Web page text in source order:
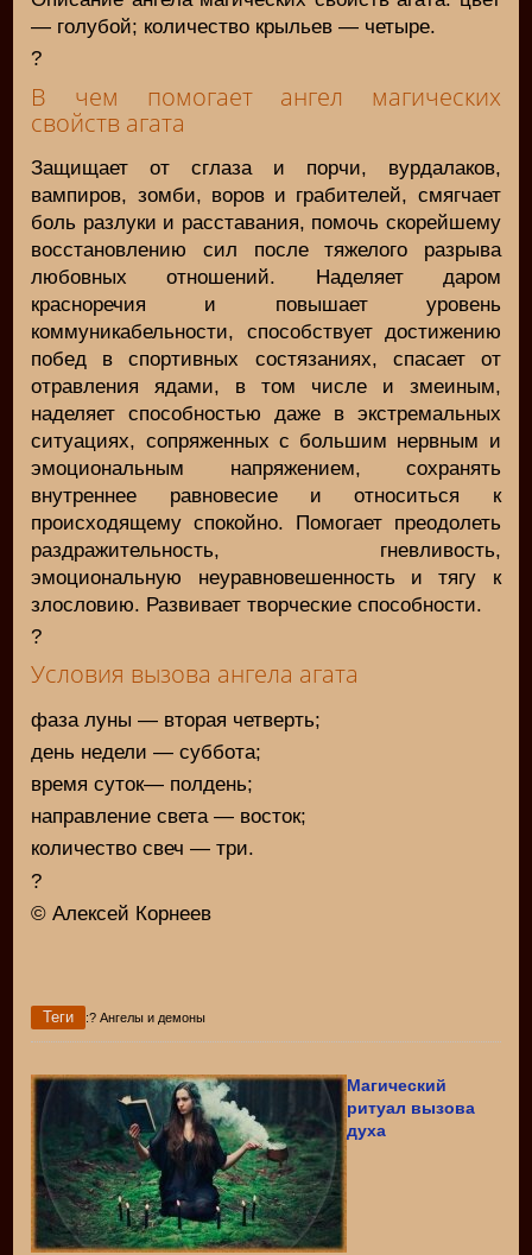
— голубой; количество крыльев — четыре.
?
В чем помогает ангел магических
свойств агата
Защищает от сглаза и порчи, вурдалаков,
вампиров, зомби, воров и грабителей, смягчает
боль разлуки и расставания, помочь скорейшему
восстановлению сил после тяжелого разрыва
любовных отношений. Наделяет даром
красноречия и повышает уровень
коммуникабельности, способствует достижению
побед в спортивных состязаниях, спасает от
отравления ядами, в том числе и змеиным,
наделяет способностью даже в экстремальных
ситуациях, сопряженных с большим нервным и
эмоциональным напряжением, сохранять
внутреннее равновесие и относиться к
происходящему спокойно. Помогает преодолеть
раздражительность, гневливость,
эмоциональную неуравновешенность и тягу к
злословию. Развивает творческие способности.
?
Условия вызова ангела агата
фаза луны — вторая четверть;
день недели — суббота;
время суток— полдень;
направление света — восток;
количество свеч — три.
?
© Алексей Корнеев
Теги :? Ангелы и демоны
Магический
ритуал вызова
духа